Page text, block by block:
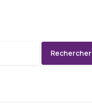
Rechercher